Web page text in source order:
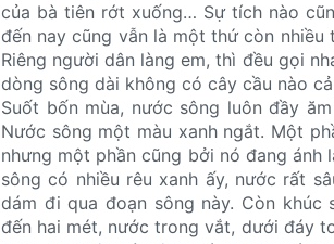
của bà tiên rớt xuống… Sự tích nào
đến nay cũng vẫn là một thứ còn
Riêng người dân làng em, thì đều gọi
dòng sông dài không có cây cầu nào
Suốt bốn mùa, nước sông luôn đầy
Nước sông một màu xanh ngắt. Một
nhưng một phần cũng bởi nó đang
sông có nhiều rêu xanh ấy, nước rất
dám đi qua đoạn sông này. Còn
đến hai mét, nước trong vắt, dưới đáy